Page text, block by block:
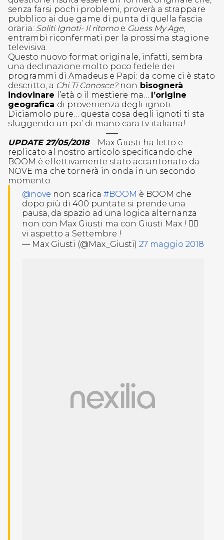
senza farsi pochi problemi, proverà a strappare
pubblico ai due game di punta di quella fascia
oraria: Soliti Ignoti- Il ritorno e Guess My Age
entrambi riconfermati per la prossima stagione
televisiva.
Questo nuovo format originale, infatti, sembra
una declinazione molto poco fedele dei
programmi di Amadeus e Papi: da come ci è stato
descritto, a Chi Ti Conosce?non bisognerà
indovinare
l’età o il mestiere ma… l’origine
geografica di provenienza degli ignoti.
Diciamolo pure… questa cosa degli ignoti ti sta
sfuggendo un po’ di mano cara tv italiana!
—–
UPDATE 27/05/2018– Max Giusti ha letto e
replicato al nostro articolo specificando che
BOOM è effettivamente stato accantonato da
NOVE ma che tornerà in onda in un secondo
momento.
@nove non scarica #BOOM è BOOM che
dopo più di 400 puntate si prende una
pausa, da spazio ad una logica alternanza
non con Max Giusti ma con Giusti Max ! 👌🏻
vi aspetto a Settembre !
— Max Giusti (@Max_Giusti) 27 maggio 2018